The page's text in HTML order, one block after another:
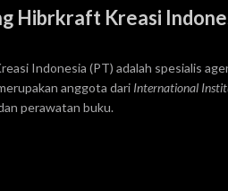
Hibrkraft Kreasi
Indonesia (PT) adalah spesialis
anggota dari International
perawatan buku.